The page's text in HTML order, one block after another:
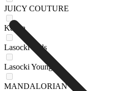
JUICY COUTURE
Kappa
Lasocki Kids
Lasocki Young
MANDALORIAN